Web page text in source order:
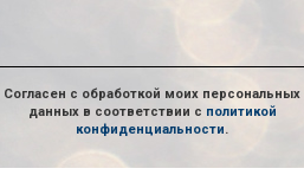
Согласен с обработкой моих персональных
данных в соответствии с политикой
конфиденциальности.